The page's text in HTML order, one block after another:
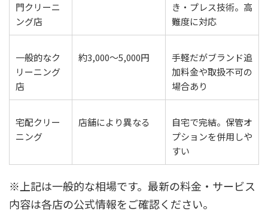
門クリーニ
ング店
き・プレス技術。高
難度に対応
一般的なク
リーニング
店
約3,000〜5,000円
手軽だがブランド追
加料金や取扱不可の
場合あり
宅配クリー
ニング
店舗により異なる
自宅で完結。保管オ
プションを併用しや
すい
※上記は一般的な相場です。最新の料金・サービス
内容は各店の公式情報をご確認ください。